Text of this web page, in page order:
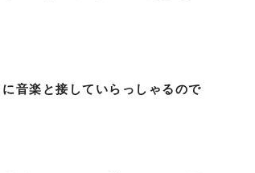
音楽と接していらっしゃるので